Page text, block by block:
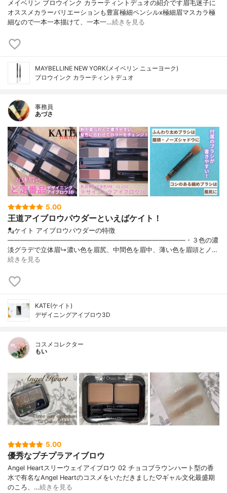
メイベリン ブロウインク カラーティントデュオの紹介です眉毛迷子に
オススメカラーバリエーションも豊富極細ペンシルx極細眉マスカラ極
細なので一本一本描けて、一本一…続きを見る
MAYBELLINE NEW YORK(メイベリン ニューヨーク)
ブロウインク カラーティントデュオ
事務員
あづさ
5.00
王道アイブロウパウダーといえばケイト！
💂ケイト アイブロウパウダーの特徴
———————————————————————————・３色の濃
淡グラデで立体眉↳濃い色を眉尻、中間色を眉中、薄い色を眉頭とノ…
続きを見る
KATE(ケイト)
デザイニングアイブロウ3D
コスメコレクター
もい
5.00
優秀なプチプラアイブロウ
Angel Heartスリーウェイアイブロウ 02 チョコブラウンハート型の香
水で有名なAngel Heartのコスメをいただきました♡ギャル文化最盛期
のころ、…続きを見る